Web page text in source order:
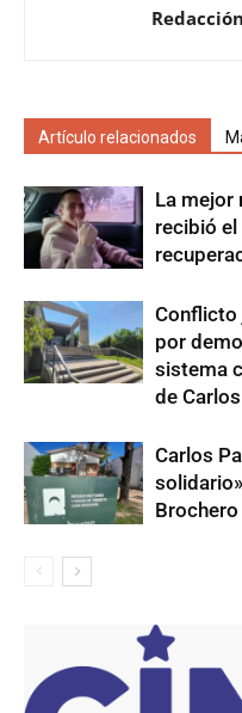
Artículo relacionados
La mejor
recibió
Conflicto
por
sistema
de
Carlos
Brochero